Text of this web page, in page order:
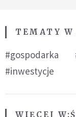
TEMATY W
#gospodarka
#inwestycje
WIĘCEJ W: